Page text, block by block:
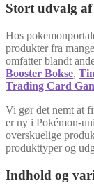
Stort udvalg
Hos
produkter fra
omfatter blandt
Booster Bokse,
Trading Card
Vi gør det nemt at
er ny i Pokémon-
overskuelige
produkttyper og
Indhold og